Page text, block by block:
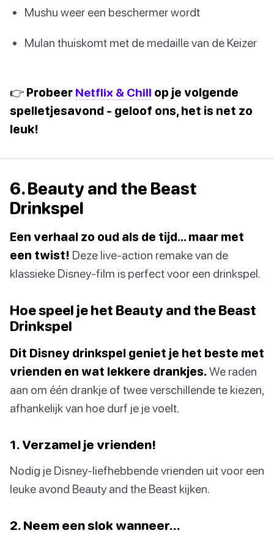
Mushu weer een beschermer wordt
Mulan thuiskomt met de medaille van de Keizer
👉 Probeer Netflix & Chill op je volgende
spelletjesavond - geloof ons, het is net zo
leuk!
6. Beauty and the Beast
Drinkspel
Een verhaal zo oud als de tijd… maar met
een twist! Deze live-action remake van de
klassieke Disney-film is perfect voor een drinkspel.
Hoe speel je het Beauty and the Beast
Drinkspel
Dit Disney drinkspel geniet je het beste met
vrienden en wat lekkere drankjes. We raden
aan om één drankje of twee verschillende te kiezen,
afhankelijk van hoe durf je je voelt.
1. Verzamel je vrienden!
Nodig je Disney-liefhebbende vrienden uit voor een
leuke avond Beauty and the Beast kijken.
2. Neem een slok wanneer…